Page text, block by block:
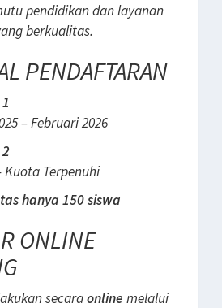
pendidikan dan layanan
berkualitas.
PENDAFTARAN
– Februari 2026
Kuota Terpenuhi
hanya 150 siswa
ONLINE
secaraonline melalui